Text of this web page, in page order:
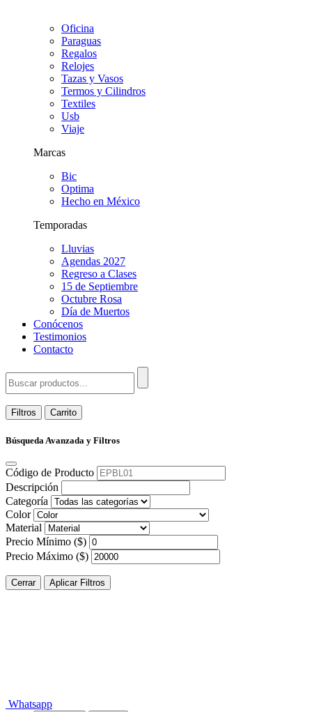
Oficina
Paraguas
Regalos
Relojes
Tazas y Vasos
Termos y Cilindros
Textiles
Usb
Viaje
Marcas
Bic
Optima
Hecho en México
Temporadas
Lluvias
Agendas 2027
Regreso a Clases
15 de Septiembre
Octubre Rosa
Día de Muertos
Conócenos
Testimonios
Contacto
Filtros Carrito
Búsqueda Avanzada y Filtros
Código de Producto
Descripción
Categoría
Color
Material
Precio Mínimo ($)
Precio Máximo ($)
Cerrar Aplicar Filtros
Whatsapp